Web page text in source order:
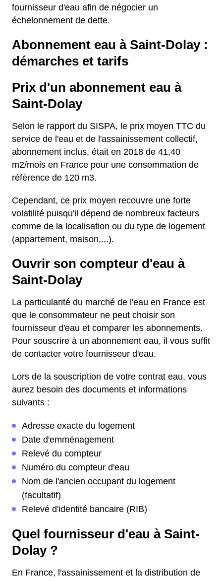
fournisseur d'eau afin de négocier un
échelonnement de dette.
Abonnement eau à Saint-Dolay :
démarches et tarifs
Prix d'un abonnement eau à
Saint-Dolay
Selon le rapport du SISPA, le prix moyen TTC du
service de l'eau et de l'assainissement collectif,
abonnement inclus, était en 2018 de 41,40
m2/mois en France pour une consommation de
référence de 120 m3.
Cependant, ce prix moyen recouvre une forte
volatilité puisqu'il dépend de nombreux facteurs
comme de la localisation ou du type de logement
(appartement, maison,...).
Ouvrir son compteur d'eau à
Saint-Dolay
La particularité du marché de l'eau en France est
que le consommateur ne peut choisir son
fournisseur d'eau et comparer les abonnements.
Pour souscrire à un abonnement eau, il vous suffit
de contacter votre fournisseur d'eau.
Lors de la souscription de votre contrat eau, vous
aurez besoin des documents et informations
suivants :
Adresse exacte du logement
Date d'emménagement
Relevé du compteur
Numéro du compteur d'eau
Nom de l'ancien occupant du logement
(facultatif)
Relevé d'identité bancaire (RIB)
Quel fournisseur d'eau à Saint-
Dolay ?
En France, l'assainissement et la distribution de